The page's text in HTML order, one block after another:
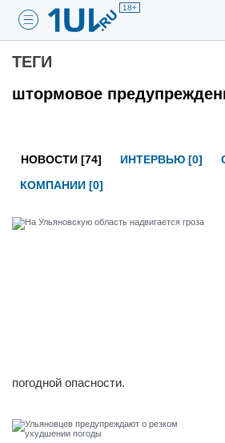
18+
ТЕГИ
штормовое
НОВОСТИ [74] ИНТЕРВЬЮ [0]
КОМПАНИИ [0]
погодной опасности.